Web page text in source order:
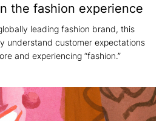
the fashion experience
leading fashion brand, this
understand customer expectations
and experiencing “fashion.”